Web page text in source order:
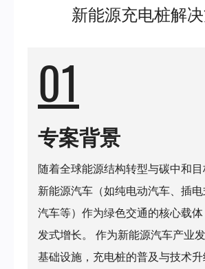
新能源充电桩解
01
专案背景
随着全球能源结构转型与碳中和目
新能源汽车（如纯电动汽车、插
汽车等）作为绿色交通的核心载
发式增长。 作为新能源汽车产业
基础设施，充电桩的普及与技术